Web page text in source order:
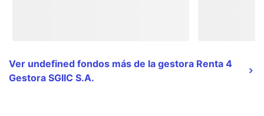
Ver undefined fondos más de la gestora Renta 4
Gestora SGIIC S.A.